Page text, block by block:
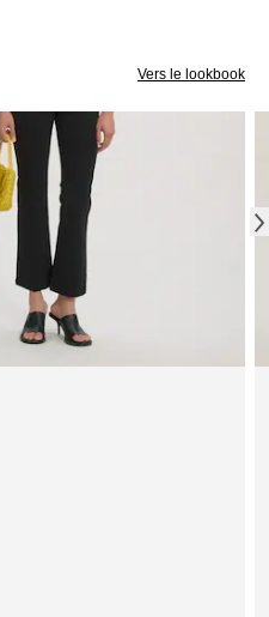
Vers le lookbook